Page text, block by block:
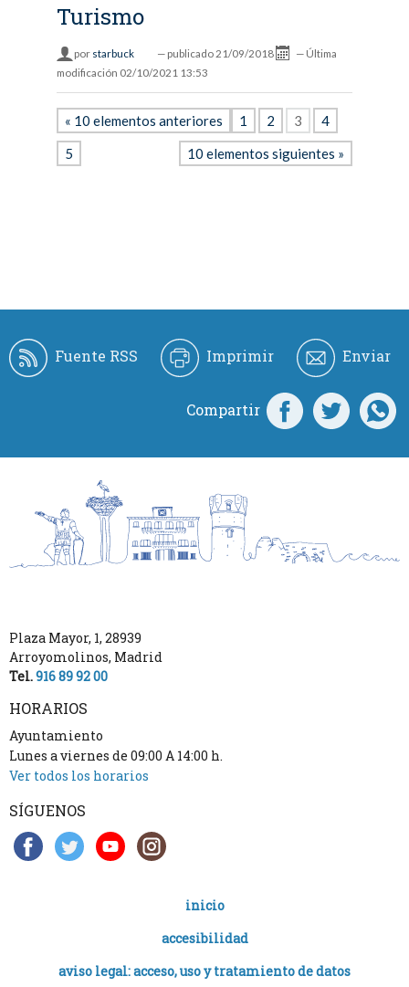
Turismo
por starbuck — publicado 21/09/2018 — Última
modificación 02/10/2021 13:53
« 10 elementos anteriores
10 elementos siguientes »
1 2 3
4
5
Fuente RSS Imprimir Enviar
Compartir
Plaza Mayor, 1, 28939
Arroyomolinos, Madrid
Tel.916 89 92 00
HORARIOS
Ayuntamiento
Lunes a viernes de 09:00 A 14:00 h.
Ver todos los horarios
SÍGUENOS
inicio
accesibilidad
aviso legal: acceso, uso y tratamiento de datos